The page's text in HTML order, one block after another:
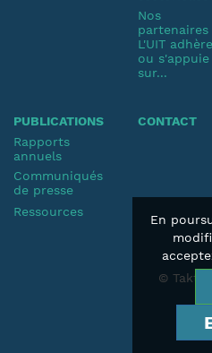
Nos
L'UIT
ou s'appuie
sur...
PUBLICATIONS
Rapports
annuels
Communiqués
de presse
Ressources
CONTACT
© Taktik
En